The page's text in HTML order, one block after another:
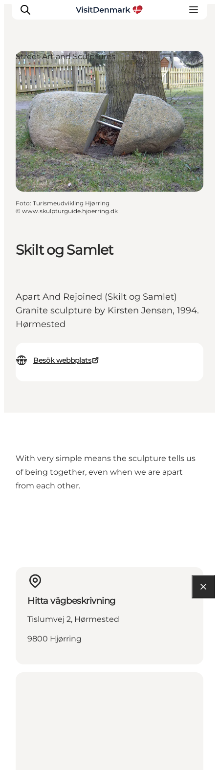
Inspiration
Resmål
Aktiviteter
Övernatta
Planera resan
Skilt og Samlet
Apart And Rejoined (Skilt og Samlet)
Granite sculpture by Kirsten Jensen, 1994.
Hørmested
Besök webbplats
Street Art and Sculptures
Foto: Turismeudvikling Hjørring
© www.skulpturguide.hjoerring.dk
With very simple means the sculpture tells us
of being together, even when we are apart
from each other.
Hitta vägbeskrivning
Tislumvej 2, Hørmested
9800 Hjørring